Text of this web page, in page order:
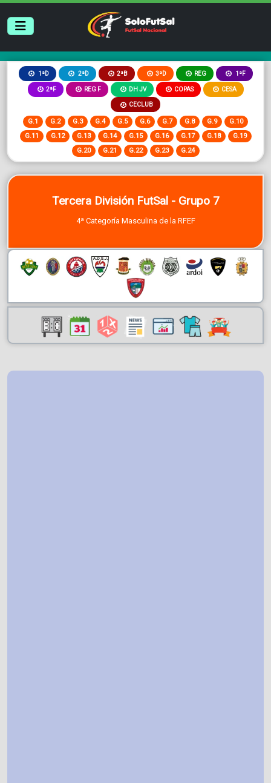
1ªD 2ªD 2ªB 3ªD REG 1ªF
2ªF REG F DH JV COPAS CESA
CECLUB
G.1 G.2 G.3 G.4 G.5 G.6 G.7 G.8 G.9
G.10
G.11
G.12 G.13 G.14 G.15 G.16 G.17 G.18
G.19
G.20
G.21 G.22 G.23 G.24
Tercera División FutSal - Grupo 7
4ª Categoría Masculina de la RFEF